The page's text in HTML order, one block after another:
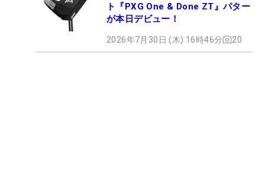
ト『PXG One & Done ZT』パター
が本日デビュー！
2026年7月30日 (木) 16時46分 20